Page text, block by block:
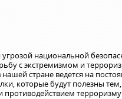
национальной
с экстремизмом и
стране ведется на
которые будут полезны